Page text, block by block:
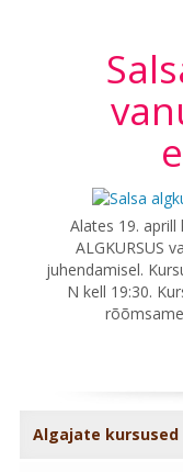
Alates 19. aprill
ALGKURSUS
juhendamisel.
N kell 19:30.
Algajate kursused